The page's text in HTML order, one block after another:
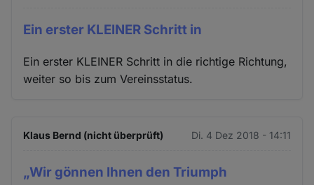
Ein erster KLEINER Schritt in
Ein erster KLEINER Schritt in die richtige Richtung,
weiter so bis zum Vereinsstatus.
Klaus Bernd (nicht überprüft) Di. 4 Dez 2018 - 14:11
„Wir gönnen Ihnen den Triumph